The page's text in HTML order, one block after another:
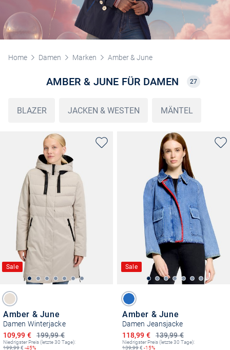
Home Damen Marken Amber & June
AMBER & JUNE FÜR DAMEN 27
BLAZER JACKEN & WESTEN MÄNTEL
Sale
Amber & June
Damen Winterjacke
199,99 €
Ermäßigter Preis
109,99 €
Niedrigster Preis (letzte 30 Tage):
199,99€ -45%
Sale
Amber & June
Damen Jeansjacke
139,99 €
Ermäßigter Preis
118,99 €
Niedrigster Preis (letzte 30 Tage):
139,99€ -15%